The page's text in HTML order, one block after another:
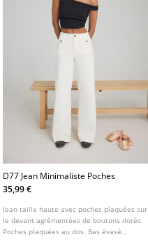
D77 Jean Minimaliste Poches
35,99 €
Jean taille haute avec poches plaquées sur
le devant agrémentées de boutons dorés.
Poches plaquées au dos. Bas évasé.